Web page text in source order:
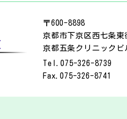
〒600-8898
京都市下京区西七条東
京都五条クリニックビ
Tel.075-326-8739
Fax.075-326-8741